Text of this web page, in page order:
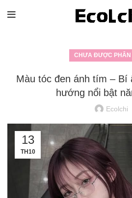
CHƯA ĐƯỢC PHÂN
Màu tóc đen ánh tím – Bí
hướng nổi bật
Ecolchi
13
TH10